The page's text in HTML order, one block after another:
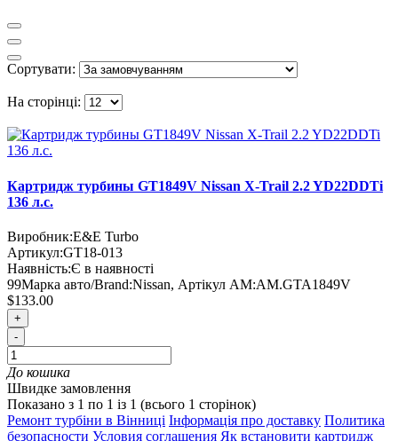
Сортувати:
На сторінці:
Картридж турбины GT1849V Nissan X-Trail 2.2 YD22DDTi
136 л.с.
Виробник:E&E Turbo
Артикул:GT18-013
Наявність:Є в наявності
99Марка авто/Brand:Nissan, Артікул AM:AM.GTA1849V
$133.00
+
-
До кошика
Швидке замовлення
Показано з 1 по 1 із 1 (всього 1 сторінок)
Ремонт турбіни в Вінниці Інформація про доставку Политика
безопасности Условия соглашения Як встановити картридж